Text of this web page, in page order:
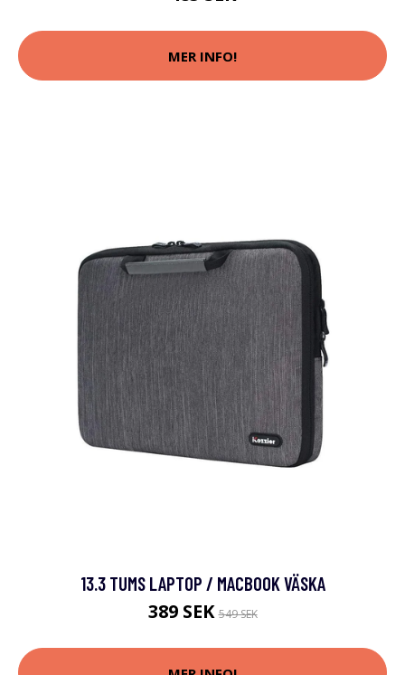
MER INFO!
13.3 TUMS LAPTOP / MACBOOK VÄSKA
389 SEK549 SEK